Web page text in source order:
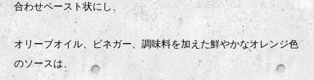
合わせペースト状にし、
オリーブオイル、ビネガー、調味料を加えた鮮やかなオレンジ色
のソースは、